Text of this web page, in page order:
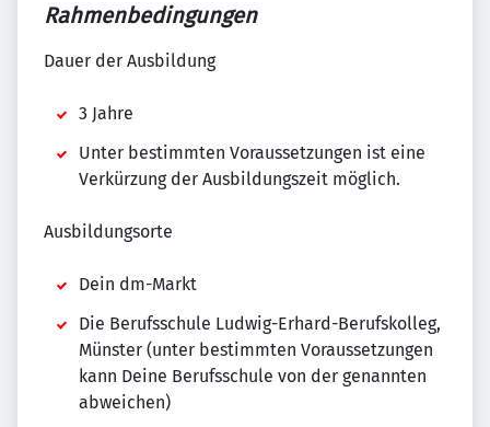
Rahmenbedingungen
Dauer der Ausbildung
3 Jahre
Unter bestimmten Voraussetzungen ist eine
Verkürzung der Ausbildungszeit möglich.
Ausbildungsorte
Dein dm-Markt
Die Berufsschule Ludwig-Erhard-Berufskolleg,
Münster (unter bestimmten Voraussetzungen
kann Deine Berufsschule von der genannten
abweichen)